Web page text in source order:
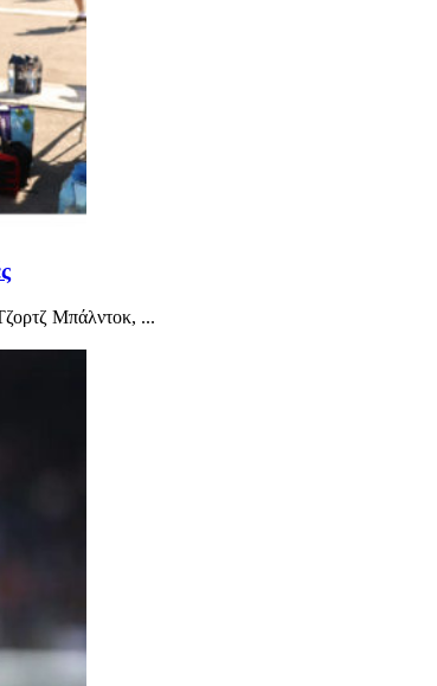
Μπάλντοκ, ...